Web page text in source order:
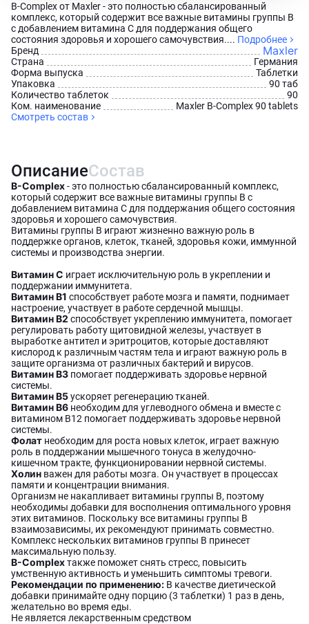
B-Complex от Maxler - это полностью сбалансированный
комплекс, который содержит все важные витамины группы В
с добавлением витамина С для поддержания общего
состояния здоровья и хорошего самочувствия.... Подробнее
Бренд
Maxler
Страна
Германия
Форма выпуска
Таблетки
Упаковка
90 таб
Количество таблеток
90
Ком. наименование
Maxler B-Complex 90 tablets
Смотреть состав
ОписаниеСостав
B-Complex- это полностью сбалансированный комплекс,
который содержит все важные витамины группы В с
добавлением витамина С для поддержания общего состояния
здоровья и хорошего самочувствия.
Витамины группы В играют жизненно важную роль в
поддержке органов, клеток, тканей, здоровья кожи, иммунной
системы и производства энергии.
Витамин С играет исключительную роль в укреплении и
поддержании иммунитета.
Витамин В1 способствует работе мозга и памяти, поднимает
настроение, участвует в работе сердечной мышцы.
Витамин В2 способствует укреплению иммунитета, помогает
регулировать работу щитовидной железы, участвует в
выработке антител и эритроцитов, которые доставляют
кислород к различным частям тела и играют важную роль в
защите организма от различных бактерий и вирусов.
Витамин В3 помогает поддерживать здоровье нервной
системы.
Витамин В5ускоряет регенерацию тканей.
Витамин В6 необходим для углеводного обмена и вместе с
витамином В12 помогает поддерживать здоровье нервной
системы.
Фолат необходим для роста новых клеток, играет важную
роль в поддержании мышечного тонуса в желудочно-
кишечном тракте, функционировании нервной системы.
Холин важен для работы мозга. Он участвует в процессах
памяти и концентрации внимания.
Организм не накапливает витамины группы В, поэтому
необходимы добавки для восполнения оптимального уровня
этих витаминов. Поскольку все витамины группы В
взаимозависимы, их рекомендуют принимать совместно.
Комплекс нескольких витаминов группы В принесет
максимальную пользу.
B-Complexтакже поможет снять стресс, повысить
умственную активность и уменьшить симптомы тревоги.
Рекомендации по применению: В качестве диетической
добавки принимайте одну порцию (3 таблетки) 1 раз в день,
желательно во время еды.
Не является лекарственным средством